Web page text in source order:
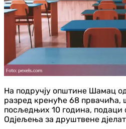
На подручју општине Шамац
разред кренуће 68 првачића,
посљедњих 10 година, подаци
Одјељења за друштвене